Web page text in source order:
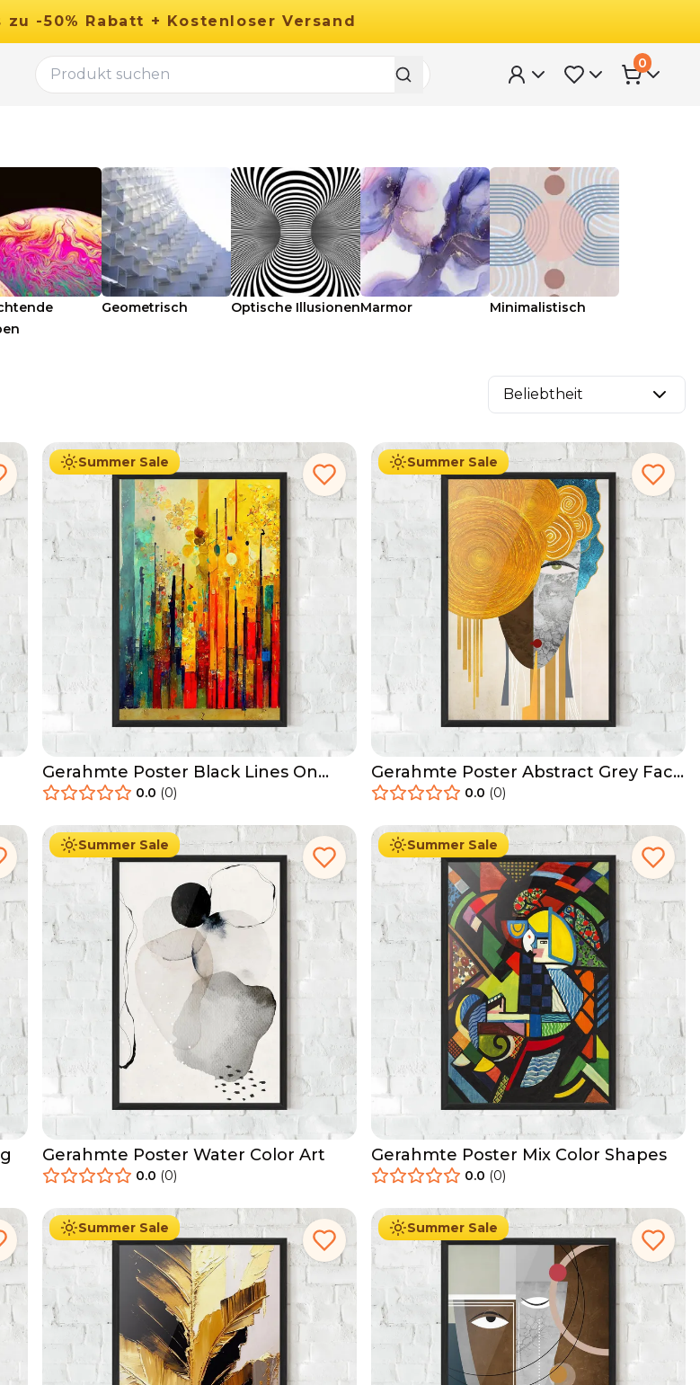
zu -50% Rabatt + Kostenloser Versand
0
Geometrisch Optische IllusionenMarmor Minimalistisch
Beliebtheit
Summer Sale
Gerahmte Poster Black Lines On
Yellow Light0.0 (0)
Summer Sale
29.90 €
Gerahmte Poster Abstract Grey Face
1
0.0 (0)
Summer Sale
Ab 49.90 € 29.90
Gerahmte Poster Water Color Art
0.0 (0)
Summer Sale
Ab 49.90 € 29.90
Gerahmte Poster Mix Color Shapes
0.0 (0)
Summer Sale
Ab 49.90 € 29.90
Summer Sale
Ab 49.90 € 29.90